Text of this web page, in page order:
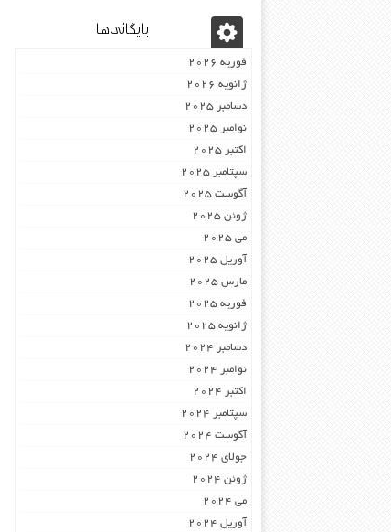
بایگانی‌ها
فوریه 2026
ژانویه 2026
دسامبر 2025
نوامبر 2025
اکتبر 2025
سپتامبر 2025
آگوست 2025
ژوئن 2025
می 2025
آوریل 2025
مارس 2025
فوریه 2025
ژانویه 2025
دسامبر 2024
نوامبر 2024
اکتبر 2024
سپتامبر 2024
آگوست 2024
جولای 2024
ژوئن 2024
می 2024
آوریل 2024